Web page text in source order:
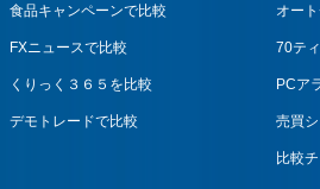
食品キャンペーンで比較
FXニュースで比較
くりっく３６５を比較
デモトレードで比較
オー
70テ
PCア
売買
比較